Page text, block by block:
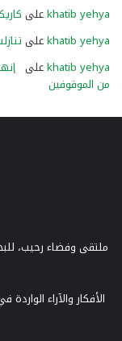
khatib yehyaعلى
khatib yehyaعلى
khatib yehyaعلى
من الموقوفين
ملتقى وفضاء رحيب،
الأفكار والآراء